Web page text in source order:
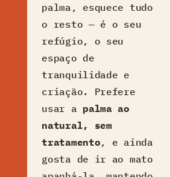
palma, esquece tudo
o resto — é o seu
refúgio, o seu
espaço de
tranquilidade e
criação. Prefere
usar a palma ao
natural, sem
tratamento, e ainda
gosta de ir ao mato